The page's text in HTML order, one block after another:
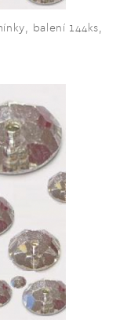
balení 144ks,